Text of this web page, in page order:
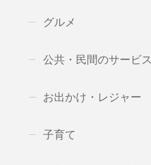
グルメ
公共・民間のサービス
お出かけ・レジャー
子育て